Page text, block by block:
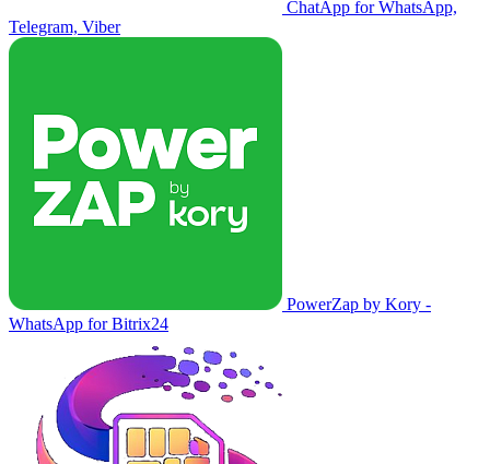
ChatApp for WhatsApp,
Telegram, Viber
PowerZap by Kory -
WhatsApp for Bitrix24